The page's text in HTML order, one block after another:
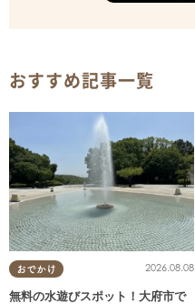
おすすめ記事一覧
おでかけ 2026.08.08
無料の水遊びスポット！大府市で